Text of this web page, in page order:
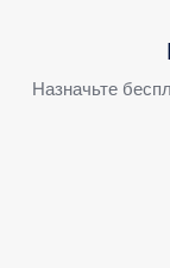
Назначьте